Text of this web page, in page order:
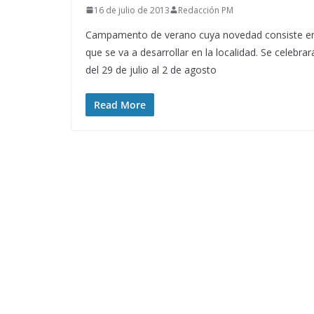
16 de julio de 2013 Redacción PM
Campamento de verano cuya novedad consiste
que se va a desarrollar en la localidad. Se
del 29 de julio al 2 de agosto
Read More